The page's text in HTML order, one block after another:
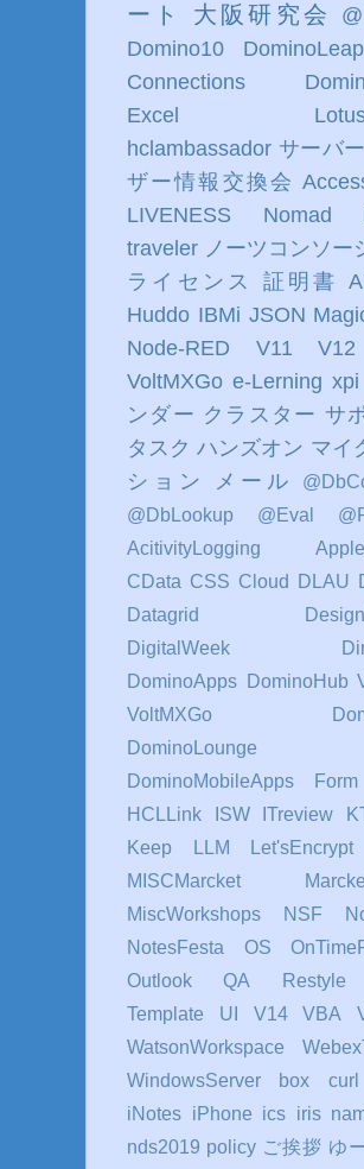
ート
大阪研究会
Domino10
DominoLeap
Connections
Excel
hclambassador サーバー
ザー情報交換会
LIVENESS
Nomad
traveler ノーツコンソー
ライセンス
証明書
Huddo IBMi JSON
Node-RED
V11 V12
VoltMXGo e-Lerning xpi
ンダー クラスター サ
タスク ハンズオン マイ
ション
メール
@DbLookup
@Eval
AcitivityLogging
CData CSS Cloud DLAU
Datagrid
DigitalWeek
DominoApps
DominoHub
VoltMXGo
DominoLounge
DominoMobileApps
Form
HCLLink
ISW ITreview
Keep
LLM Let'sEncrypt
MISCMarcket
MiscWorkshops
NSF
NotesFesta
OS
Outlook
QA Restyle
Template
UI V14 VBA
WatsonWorkspace
WindowsServer
box curl
iNotes iPhone ics iris
nds2019 policy ご挨拶 ゆ